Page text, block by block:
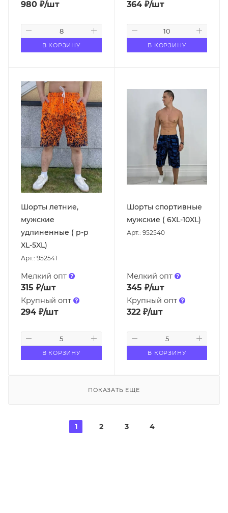
980 ₽/шт
В КОРЗИНУ
364₽/шт
В КОРЗИНУ
Шорты летние,
мужские
удлиненные ( р-р
XL-5XL)
Арт.: 952541
Мелкий опт
315 ₽/шт
Крупный опт
294 ₽/шт
В КОРЗИНУ
Шорты спортивные
мужские ( 6XL-10XL)
Арт.: 952540
Мелкий опт
345 ₽/шт
Крупный опт
322₽/шт
В КОРЗИНУ
ПОКАЗАТЬ ЕЩЕ
1 2 3 4